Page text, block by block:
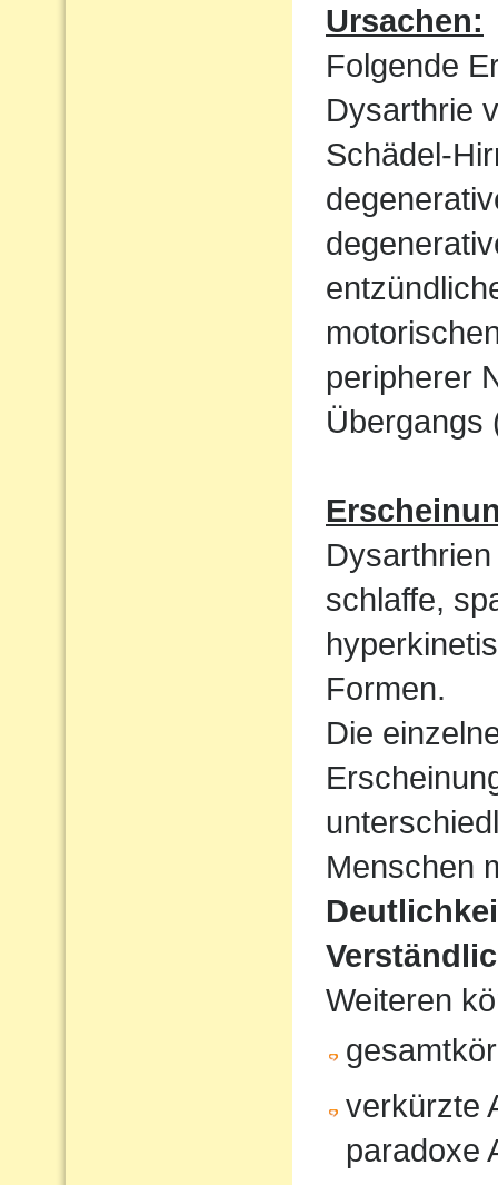
Ursachen:
Folgende
Dysarthrie
Schädel-
peripherer
Übergangs
schlaffe,
Formen.
Die
Menschen
Weiteren
verkürzte
paradoxe